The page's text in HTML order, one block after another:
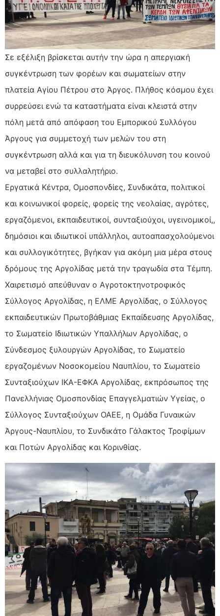
Σε εξέλιξη βρίσκεται αυτήν την ώρα η απεργιακή
συγκέντρωση των φορέων και σωματείων στην
πλατεία Αγίου Πέτρου στο Άργος. Πλήθος κόσμου έχει
συρρεύσει ενώ τα καταστήματα είναι κλειστά στην
πόλη μετά από απόφαση του Εμπορικού Συλλόγου
Άργους για συμμετοχή των μελών του στη
συγκέντρωση αλλά και για τη διευκόλυνση του κοινού
να μεταβεί στο συλλαλητήριο.
Εργατικά Κέντρα, Ομοσπονδίες, Συνδικάτα, πολιτικοί
και κοινωνικοί φορείς, φορείς της νεολαίας, αγρότες,
εργαζόμενοι, εκπαιδευτικοί, συνταξιούχοι, υγεινομικοί,,
δημόσιοι και ιδιωτικοί υπάλληλοι, αυτοαπασχολούμενοι
και συλλογικότητες, βγήκαν για ακόμη μια μέρα στους
δρόμους της Αργολίδας μετά την τραγωδία στα Τέμπη.
Χαιρετισμό απεύθυναν ο Αγροτοκτηνοτροφικός
Σύλλογος Αργολίδας, η ΕΛΜΕ Αργολίδας, ο Σύλλογος
εκπαιδευτικών Πρωτοβάθμιας Εκπαίδευσης Αργολίδας,
το Σωματείο Ιδιωτικών Υπαλλήλων Αργολίδας, ο
Σύνδεσμος ξυλουργών Αργολίδας, το Σωματείο
εργαζομένων Νοσοκομείου Ναυπλίου, το Σωματείο
Συνταξιούχων ΙΚΑ-ΕΦΚΑ Αργολίδας, εκπρόσωπος της
Πανελλήνιας Ομοσπονδίας Επαγγελματιών Υγείας, ο
Σύλλογος Συνταξιούχων ΟΑΕΕ, η Ομάδα Γυναικών
Άργους-Ναυπλίου, το Συνδικάτο Γάλακτος Τροφίμων
και Ποτών Αργολίδας και Κορινθίας.